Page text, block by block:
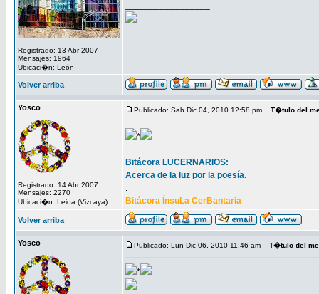
Registrado: 13 Abr 2007
Mensajes: 1964
Ubicaci�n: León
Volver arriba
Yosco
Registrado: 14 Abr 2007
Mensajes: 2270
Ubicaci�n: Leioa (Vizcaya)
Publicado: Sab Dic 04, 2010 12:58 pm T�tulo del
*
Bitácora LUCERNARIOS:
Acerca de la luz por la poesía.
.
Bitácora ÍnsuLa CerBantaria
Volver arriba
Yosco Publicado: Lun Dic 06, 2010 11:46 am T�tulo del
*